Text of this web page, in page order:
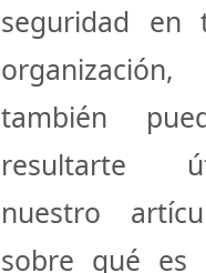
seguridad en
organización,
también
resultarte
nuestro
sobre qué es